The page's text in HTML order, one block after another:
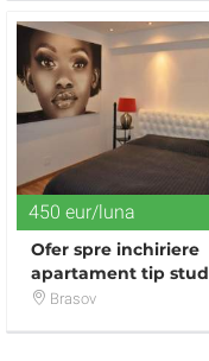
450 eur/luna
Ofer spre inchiriere
apartament tip
in complexul Seasons
Brasov